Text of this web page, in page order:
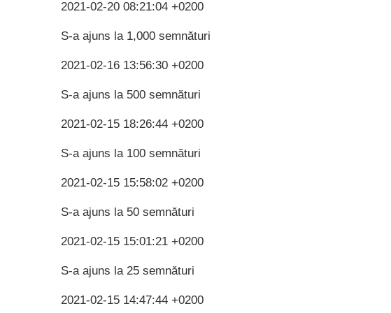
2021-02-20 08:21:04 +0200
S-a ajuns la 1,000 semnături
2021-02-16 13:56:30 +0200
S-a ajuns la 500 semnături
2021-02-15 18:26:44 +0200
S-a ajuns la 100 semnături
2021-02-15 15:58:02 +0200
S-a ajuns la 50 semnături
2021-02-15 15:01:21 +0200
S-a ajuns la 25 semnături
2021-02-15 14:47:44 +0200